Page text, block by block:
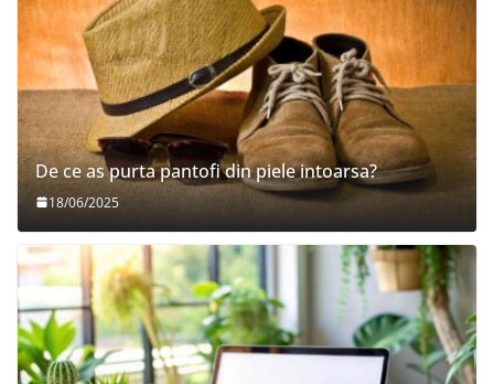
De ce as purta pantofi din piele intoarsa?
18/06/2025